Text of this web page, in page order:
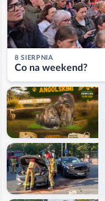
8 SIERPNIA
Co na weekend?